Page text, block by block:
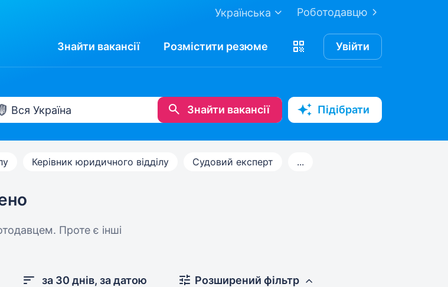
Роботодавцю
Українська
Знайти вакансії Розмістити резюме Увійти
Знайти вакансії Підібрати
Керівник юридичного відділу Судовий експерт ...
Проте є інші
за 30 днів, за датою Розширений фільтр